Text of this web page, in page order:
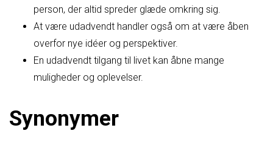
person, der altid spreder glæde omkring sig.
At være udadvendt handler også om at være åben
overfor nye idéer og perspektiver.
En udadvendt tilgang til livet kan åbne mange
muligheder og oplevelser.
Synonymer